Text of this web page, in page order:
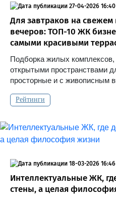
Для завтраков на
вечеров: ТОП-10 ЖК
самыми красивыми
Подборка жилых
открытыми пространствами
просторные и с живописным
Рейтинги
27-04-2026 16:40
Интеллектуальные ЖК,
стены, а целая
18-03-2026 16:46